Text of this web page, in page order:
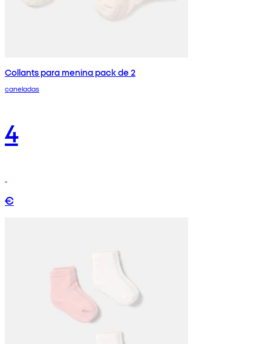
Collants para menina pack de 2
caneladas
4
€